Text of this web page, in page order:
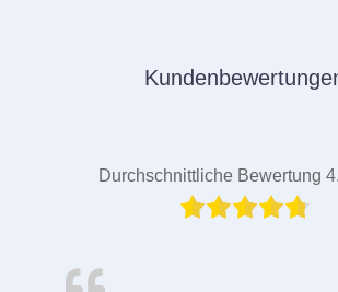
Durchschnittliche Bewertung